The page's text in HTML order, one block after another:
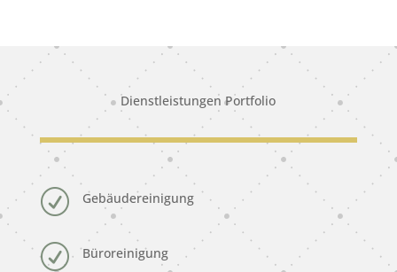
Dienstleistungen Portfolio
R Gebäudereinigung
R Büroreinigung